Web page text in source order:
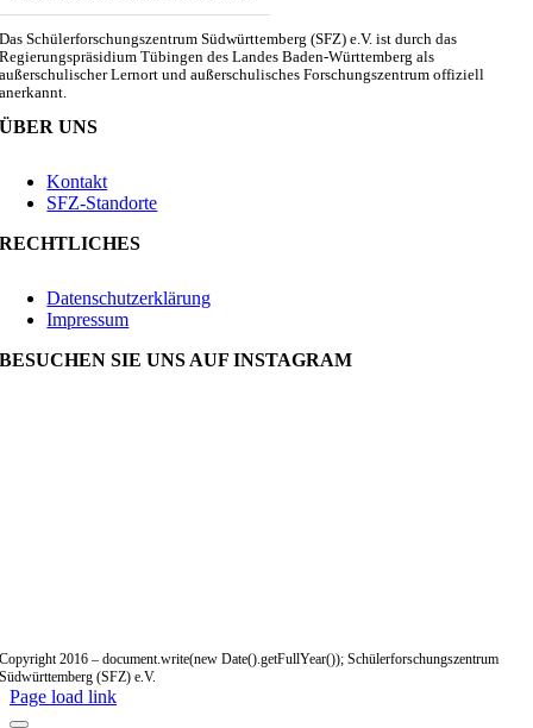
Das Schülerforschungszentrum Südwürttemberg (SFZ) e.V. ist durch das
Regierungspräsidium Tübingen des Landes Baden-Württemberg als
außerschulischer Lernort und außerschulisches Forschungszentrum offiziell
anerkannt.
ÜBER UNS
Kontakt
SFZ-Standorte
RECHTLICHES
Datenschutzerklärung
Impressum
BESUCHEN SIE UNS AUF INSTAGRAM
Copyright 2016 – document.write(new Date().getFullYear()); Schülerforschungszentrum
Südwürttemberg (SFZ) e.V.
Page load link